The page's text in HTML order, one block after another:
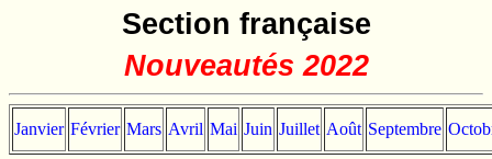
Section française
Nouveautés 2022
Janvier Février Mars Avril Mai Juin Juillet Août Septembre